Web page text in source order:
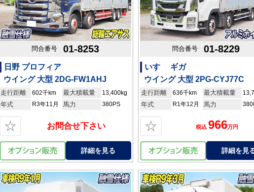
問合番号 01-8253
日野 プロフィア
ウイング 大型 2DG-FW1AHJ
走行距離 602千km 最大積載量 13,400kg
年式 R3年11月 馬力 380PS
☆ お問合せ下さい
詳細を見る
問合番号 01-8229
いすゞ ギガ
ウイング 大型 2PG-CYJ77C
走行距離 636千km 最大積載量
年式 R1年12月 馬力
☆ 税込 966万円
詳細を見